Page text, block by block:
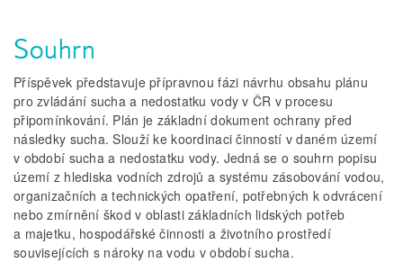
Souhrn
Příspěvek představuje přípravnou fázi návrhu obsahu plánu
pro zvládání sucha a nedostatku vody v ČR v procesu
připomínkování. Plán je základní dokument ochrany před
následky sucha. Slouží ke koordinaci činností v daném území
v období sucha a nedostatku vody. Jedná se o souhrn popisu
území z hlediska vodních zdrojů a systému zásobování vodou,
organizačních a technických opatření, potřebných k odvrácení
nebo zmírnění škod v oblasti základních lidských potřeb
a majetku, hospodářské činnosti a životního prostředí
souvisejících s nároky na vodu v období sucha.